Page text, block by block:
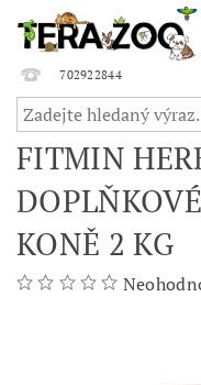
702922844
FITMIN
KONĚ 2 KG